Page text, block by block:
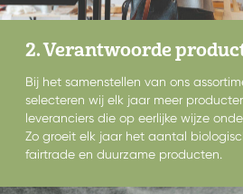
2. Verantwoorde
Bij het samenstellen van ons
selecteren wij elk jaar meer
leveranciers die op eerlijke wijze
Zo groeit elk jaar het aantal
fairtrade en duurzame producten.